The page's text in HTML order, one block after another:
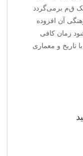
ق‌م‌ برمی‌گردد
آن افزوده
زمان کافی
تاریخ و معماری